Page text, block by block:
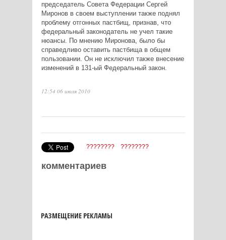
председатель Совета Федерации Сергей
Миронов в своем выступлении также поднял
проблему отгонных пастбищ, признав, что
федеральный законодатель не учел такие
нюансы. По мнению Миронова, было бы
справедливо оставить пастбища в общем
пользовании. Он не исключил также внесение
изменений в 131-ый Федеральный закон.
12:54 06 июля 2010
???????? ????????
комментариев
РАЗМЕЩЕНИЕ РЕКЛАМЫ